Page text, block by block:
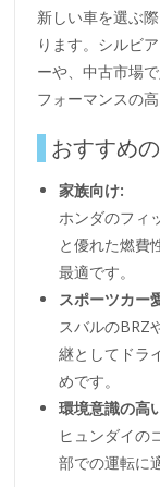
新しい車を選ぶ
ります。シルビ
ーや、中古市場
フォーマンスの
おすすめ
家族向け:
ホンダのフィ
と優れた燃費
最適です。
スポーツカー
スバルのBRZ
継としてドラ
めです。
環境意識の高
ヒュンダイの
部での運転に